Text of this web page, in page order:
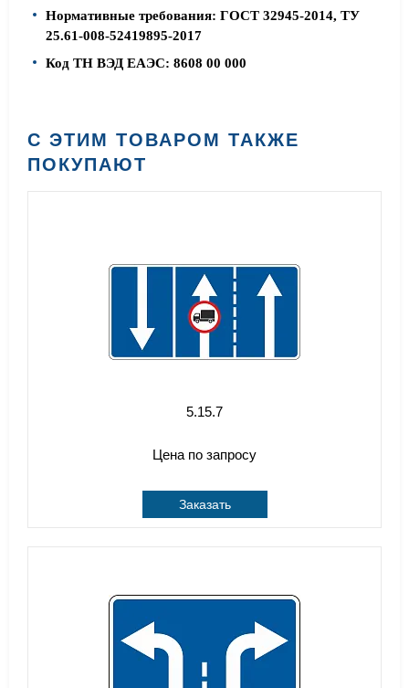
Нормативные требования: ГОСТ 32945-2014, ТУ
25.61-008-52419895-2017
Код ТН ВЭД ЕАЭС: 8608 00 000
С ЭТИМ ТОВАРОМ ТАКЖЕ
ПОКУПАЮТ
5.15.7
Цена по запросу
Заказать